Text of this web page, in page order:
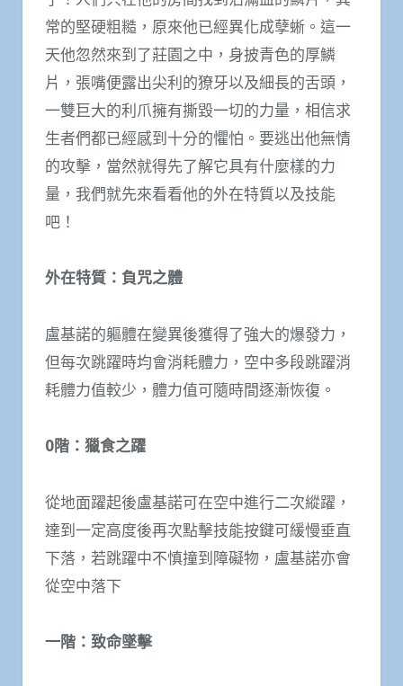
常的堅硬粗糙，原來他已經異化成孽蜥。這一
天他忽然來到了莊園之中，身披青色的厚鱗
片，張嘴便露出尖利的獠牙以及細長的舌頭，
一雙巨大的利爪擁有撕毀一切的力量，相信求
生者們都已經感到十分的懼怕。要逃出他無情
的攻擊，當然就得先了解它具有什麼樣的力
量，我們就先來看看他的外在特質以及技能
吧！
外在特質：負咒之體
盧基諾的軀體在變異後獲得了強大的爆發力，
但每次跳躍時均會消耗體力，空中多段跳躍消
耗體力值較少，體力值可隨時間逐漸恢復。
0階：獵食之躍
從地面躍起後盧基諾可在空中進行二次縱躍，
達到一定高度後再次點擊技能按鍵可緩慢垂直
下落，若跳躍中不慎撞到障礙物，盧基諾亦會
從空中落下
一階：致命墜擊